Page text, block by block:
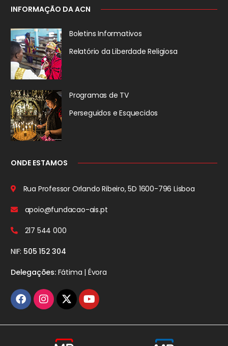
INFORMAÇÃO DA ACN
Boletins Informativos
Relatório da Liberdade Religiosa
Programas de TV
Perseguidos e Esquecidos
ONDE ESTAMOS
Rua Professor Orlando Ribeiro, 5D 1600-796 Lisboa
apoio@fundacao-ais.pt
217 544 000
NIF: 505 152 304
Delegações:Fátima | Évora